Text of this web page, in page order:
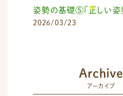
2026/03/23
Archive
アーカイブ